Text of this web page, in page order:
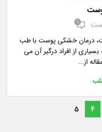
0
درمان خشکی پوست با طب
از افراد درگیر آن می
از...
4
5